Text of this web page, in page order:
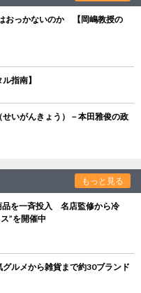
おっかないのか 【岡嶋教授の
指南】
いがんきょう）－本田雅俊の政
もっと見る
品を一斉投入 名店監修から冷
”を開催中
ルメから雑貨まで約30ブランド